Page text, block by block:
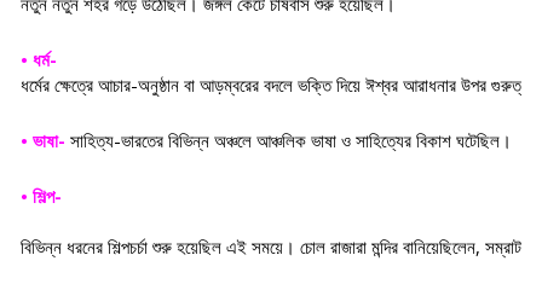
• ধর্ম-
ধর্মের ক্ষেত্রে আচার-অনুষ্ঠান বা আড়ম্বরের বদলে ভক্তি দিয়ে ঈশ্বর আরাধনার উপর গুরুত্ব
• ভাষা- সাহিত্য-ভারতের বিভিন্ন অঞ্চলে আঞ্চলিক ভাষা ও সাহিত্যের বিকাশ ঘটেছিল।
• শিল্প-
বিভিন্ন ধরনের শিল্পচর্চা শুরু হয়েছিল এই সময়ে। চোল রাজারা মন্দির বানিয়েছিলেন, সম্রাট